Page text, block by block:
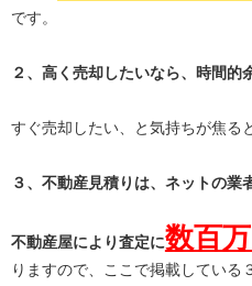
です。
２、高く売却したいなら、時間的
すぐ売却したい、と気持ちが焦る
３、不動産見積りは、ネットの業
不動産屋により査定に数百
りますので、ここで掲載している